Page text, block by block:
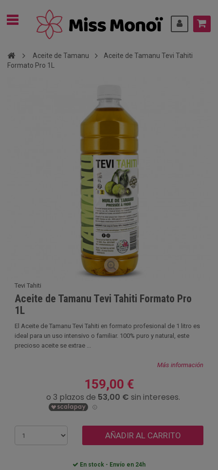
Aceite de Tamanu
Aceite de Tamanu Tevi Tahiti
Formato Pro 1L
Tevi Tahiti
Aceite de Tamanu Tevi Tahiti Formato Pro
1L
El Aceite de Tamanu Tevi Tahiti en formato profesional de 1 litro es
ideal para un uso intensivo o familiar. 100% puro y natural, este
precioso aceite se extrae ...
Más información
159,00 €
AÑADIR AL CARRITO
En stock - Envío en 24h